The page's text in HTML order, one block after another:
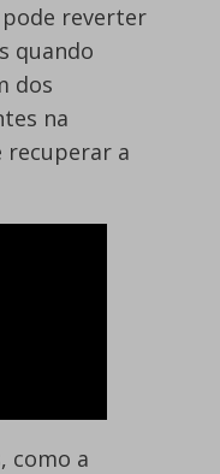
reverter
quando
dos
na
recuperar a
como a